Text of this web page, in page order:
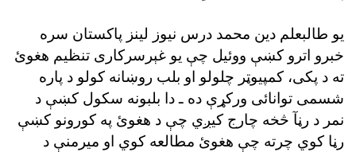
يو طالبعلم دين محمد درس نيوز لينز پاکستان سره
خبرو اترو کښې ووئيل چې يو غېرسرکارى تنظيم هغوئ
ته د پکى، کمپيوټر چلولو او بلب روښانه کولو د پاره
شسمى توانائى ورکړې ده ـ دا بلبونه سکول کښې د
نمر د رڼآ څخه چارج کيږي چې د هغوئ په کورونو کښې
رڼا کوي چرته چې هغوئ مطالعه کوي او ميرمنې د